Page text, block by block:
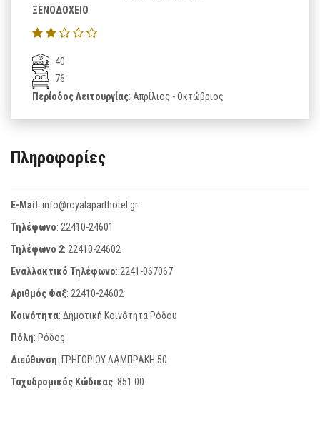
ΞΕΝΟΔΟΧΕΙΟ
40
76
Περίοδος Λειτουργίας: Απρίλιος - Οκτώβριος
Πληροφορίες
E-Mail: info@royalaparthotel.gr
Τηλέφωνο: 22410-24601
Τηλέφωνο 2: 22410-24602
Εναλλακτικό Τηλέφωνο: 2241-067067
Αριθμός Φαξ: 22410-24602
Κοινότητα: Δημοτική Κοινότητα Ρόδου
Πόλη: Ρόδος
Διεύθυνση: ΓΡΗΓΟΡΙΟΥ ΛΑΜΠΡΑΚΗ 50
Ταχυδρομικός Κώδικας: 851 00